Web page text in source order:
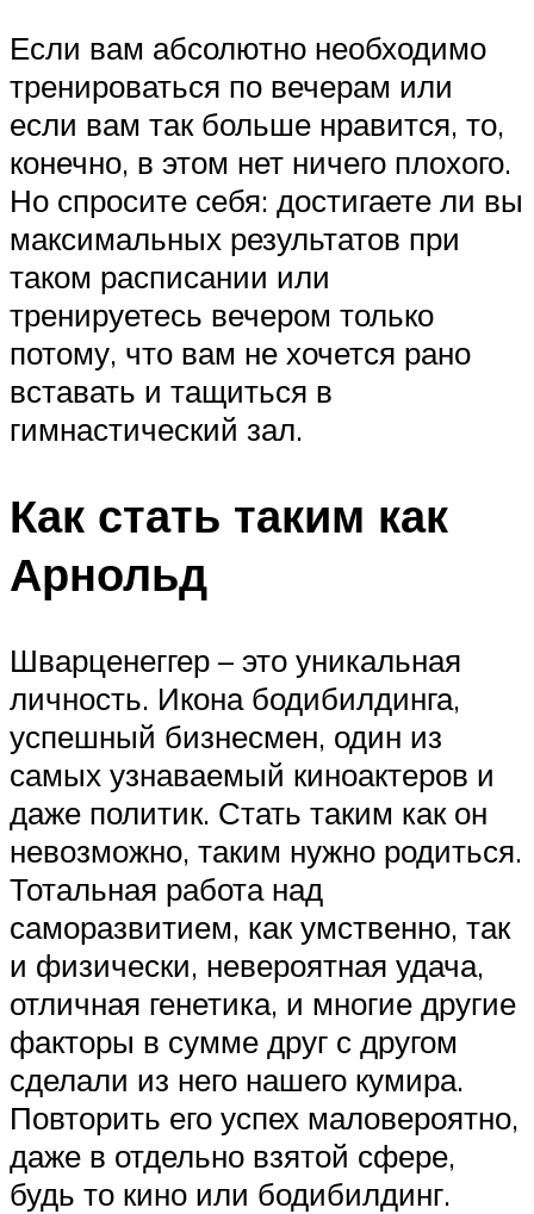
Если вам абсолютно необходимо
тренироваться по вечерам или
если вам так больше нравится, то,
конечно, в этом нет ничего плохого.
Но спросите себя: достигаете ли вы
максимальных результатов при
таком расписании или
тренируетесь вечером только
потому, что вам не хочется рано
вставать и тащиться в
гимнастический зал.
Как стать таким как
Арнольд
Шварценеггер – это уникальная
личность. Икона бодибилдинга,
успешный бизнесмен, один из
самых узнаваемый киноактеров и
даже политик. Стать таким как он
невозможно, таким нужно родиться.
Тотальная работа над
саморазвитием, как умственно, так
и физически, невероятная удача,
отличная генетика, и многие другие
факторы в сумме друг с другом
сделали из него нашего кумира.
Повторить его успех маловероятно,
даже в отдельно взятой сфере,
будь то кино или бодибилдинг.